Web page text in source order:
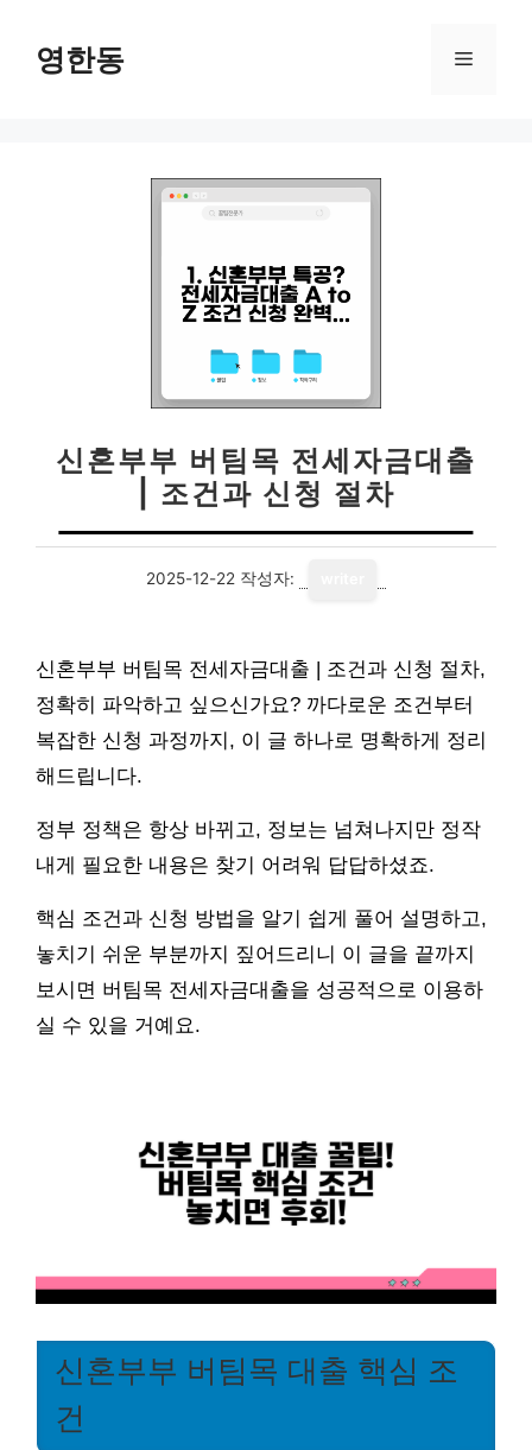
영한동 메
신혼부부 버팀목 전세자금대출
| 조건과 신청 절차
2025-12-22 작성자:
신혼부부 버팀목 전세자금대출 | 조건과 신청 절차,
정확히 파악하고 싶으신가요? 까다로운 조건부터
복잡한 신청 과정까지, 이 글 하나로 명확하게 정리
해드립니다.
정부 정책은 항상 바뀌고, 정보는 넘쳐나지만 정작
내게 필요한 내용은 찾기 어려워 답답하셨죠.
핵심 조건과 신청 방법을 알기 쉽게 풀어 설명하고,
놓치기 쉬운 부분까지 짚어드리니 이 글을 끝까지
보시면 버팀목 전세자금대출을 성공적으로 이용하
실 수 있을 거예요.
신혼부부 버팀목 대출 핵심 조
건